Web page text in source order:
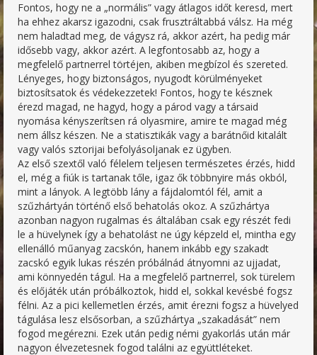
Fontos, hogy ne a „normális” vagy átlagos időt keresd, mert
ha ehhez akarsz igazodni, csak frusztráltabbá válsz. Ha még
nem haladtad meg, de vágysz rá, akkor azért, ha pedig már
idősebb vagy, akkor azért. A legfontosabb az, hogy a
megfelelő partnerrel törtéjen, akiben megbízol és szereted.
Lényeges, hogy biztonságos, nyugodt körülményeket
biztosítsatok és védekezzetek! Fontos, hogy te késznek
érezd magad, ne hagyd, hogy a párod vagy a társaid
nyomása kényszerítsen rá olyasmire, amire te magad még
nem állsz készen. Ne a statisztikák vagy a barátnőid kitalált
vagy valós sztorijai befolyásoljanak ez ügyben.
Az első szextől való félelem teljesen természetes érzés, hidd
el, még a fiúk is tartanak tőle, igaz ők többnyire más okból,
mint a lányok. A legtöbb lány a fájdalomtól fél, amit a
szűzhártyán történő első behatolás okoz. A szűzhártya
azonban nagyon rugalmas és általában csak egy részét fedi
le a hüvelynek így a behatolást ne úgy képzeld el, mintha egy
ellenálló műanyag zacskón, hanem inkább egy szakadt
zacskó egyik lukas részén próbálnád átnyomni az ujjadat,
ami könnyedén tágul. Ha a megfelelő partnerrel, sok türelem
és előjáték után próbálkoztok, hidd el, sokkal kevésbé fogsz
félni. Az a pici kellemetlen érzés, amit érezni fogsz a hüvelyed
tágulása lesz elsősorban, a szűzhártya „szakadását” nem
fogod megérezni. Ezek után pedig némi gyakorlás után már
nagyon élvezetesnek fogod találni az együttléteket.